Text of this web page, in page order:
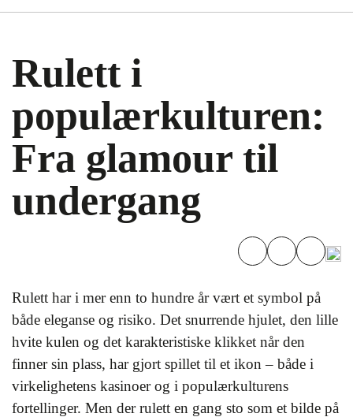
Rulett i
populærkulturen:
Fra glamour til
undergang
Rulett har i mer enn to hundre år vært et symbol på
både eleganse og risiko. Det snurrende hjulet, den lille
hvite kulen og det karakteristiske klikket når den
finner sin plass, har gjort spillet til et ikon – både i
virkelighetens kasinoer og i populærkulturens
fortellinger. Men der rulett en gang sto som et bilde på